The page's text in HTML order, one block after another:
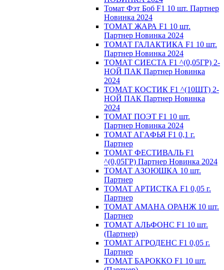
Томат Фэт Боб F1 10 шт. Партнер
Новинка 2024
ТОМАТ ЖАРА F1 10 шт.
Партнер Новинка 2024
ТОМАТ ГАЛАКТИКА F1 10 шт.
Партнер Новинка 2024
ТОМАТ СИЕСТА F1 ^(0,05ГР) 2-
НОЙ ПАК Партнер Новинка
2024
ТОМАТ КОСТИК F1 ^(10ШТ) 2-
НОЙ ПАК Партнер Новинка
2024
TOMAT ПOЭT F1 10 шт.
Пapтнeр Новинка 2024
TOMAT AГAФЬЯ F1 0,1 г.
Пapтнep
ТОМАТ ФЕСТИВАЛЬ F1
^(0,05ГР) Партнер Новинка 2024
ТОМАТ АЗОЮШКА 10 шт.
Партнер
ТОМАТ АРТИСТКА F1 0,05 г.
Партнер
ТОМАТ АМАНА ОРАНЖ 10 шт.
Партнер
ТОМАТ АЛЬФОНС F1 10 шт.
(Партнер)
ТОМАТ АГРОДЕНС F1 0,05 г.
Партнер
ТОМАТ БАРОККО F1 10 шт.